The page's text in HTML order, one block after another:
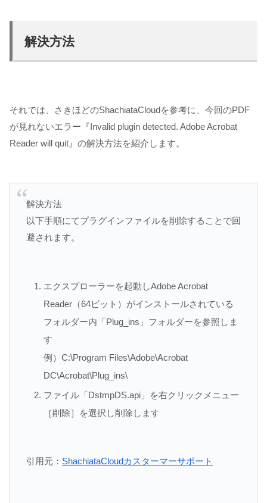
解決方法
それでは、さきほどのShachiataCloudを参考に、今回のPDF
が見れないエラー『Invalid plugin detected. Adobe Acrobat
Reader will quit 』の解決方法を紹介します。
解決方法
以下手順にてプラグインファイルを削除することで回
避されます。
エクスプローラーを起動しAdobe Acrobat
Reader（64ビット）がインストールされている
フォルダー内「Plug_ins」フォルダーを参照しま
す
例）C:\Program Files\Adobe\Acrobat
DC\Acrobat\Plug_ins\
ファイル「DstmpDS.api」を右クリックメニュー
［削除］を選択し削除します
引用元： ShachiataCloudカスターマーサポート